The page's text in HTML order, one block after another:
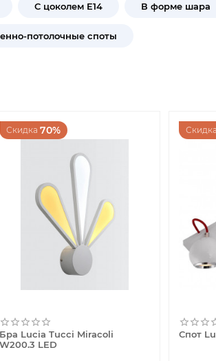
С цоколем E14 В форме шара
потолочные споты
Скидка 70%
Бра Lucia Tucci Miracoli
W200.3 LED
Скидка
Спот